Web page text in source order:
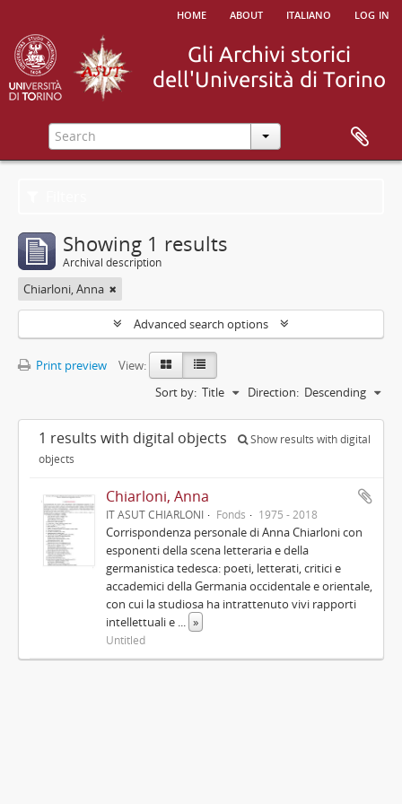
home about italiano log in
Showing 1 results
Archival description
Chiarloni, Anna
Advanced search options
Print preview
View:
Sort by: Title Direction: Descending
1 results with digital objects
Show results with digital
objects
Chiarloni, Anna
IT ASUT CHIARLONI Fonds 1975 - 2018
Corrispondenza personale di Anna Chiarloni con
esponenti della scena letteraria e della
germanistica tedesca: poeti, letterati, critici e
accademici della Germania occidentale e orientale,
con cui la studiosa ha intrattenuto vivi rapporti
intellettuali e ... »
Untitled